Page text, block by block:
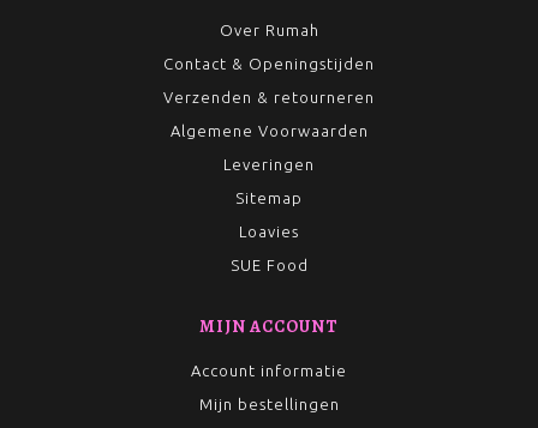
Over Rumah
Contact & Openingstijden
Verzenden & retourneren
Algemene Voorwaarden
Leveringen
Sitemap
Loavies
SUE Food
MIJN ACCOUNT
Account informatie
Mijn bestellingen